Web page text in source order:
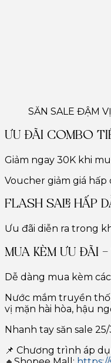
SĂN SALE ĐẬM
ƯU ĐÃI COMBO
Giảm ngay 30K khi
Voucher giảm giá
FLASH SALE HẤP
Ưu đãi diễn ra trong
MUA KÈM ƯU ĐÃI
Dễ dàng mua kèm
Nước mắm truyền
vị mặn hài hòa, hậu
Nhanh tay săn sale
📌 Chương trình áp